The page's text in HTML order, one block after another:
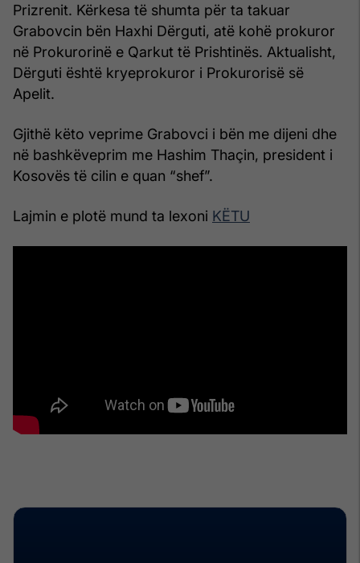
Prizrenit. Kërkesa të shumta për ta takuar
Grabovcin bën Haxhi Dërguti, atë kohë prokuror
në Prokurorinë e Qarkut të Prishtinës. Aktualisht,
Dërguti është kryeprokuror i Prokurorisë së
Apelit.
Gjithë këto veprime Grabovci i bën me dijeni dhe
në bashkëveprim me Hashim Thaçin, president i
Kosovës të cilin e quan “shef”.
Lajmin e plotë mund ta lexoni KËTU